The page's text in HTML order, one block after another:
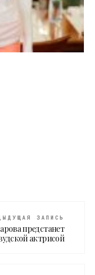
ЗАПИСЬ
предстанет
актрисой